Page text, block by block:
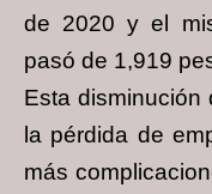
de 2020 y el
pasó de 1,919
Esta disminución
la pérdida de
más